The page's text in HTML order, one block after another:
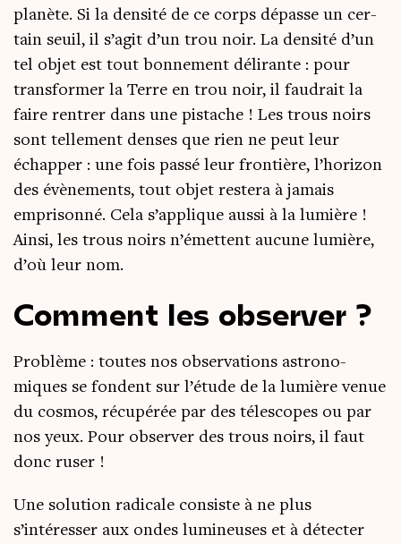
pla­nète. Si la den­si­té de ce corps dépasse un cer­
tain seuil, il s’agit d’un trou noir. La den­si­té d’un
tel objet est tout bon­ne­ment déli­rante : pour
trans­for­mer la Terre en trou noir, il fau­drait la
faire ren­trer dans une pis­tache ! Les trous noirs
sont tel­le­ment denses que rien ne peut leur
échap­per : une fois pas­sé leur fron­tière, l’horizon
des évè­ne­ments, tout objet res­te­ra à jamais
empri­son­né. Cela s’applique aus­si à la lumière !
Ain­si, les trous noirs n’émettent aucune lumière,
d’où leur nom.
Comment les observer ?
Pro­blème : toutes nos obser­va­tions astro­no­
miques se fondent sur l’étude de la lumière venue
du cos­mos, récu­pé­rée par des téles­copes ou par
nos yeux. Pour obser­ver des trous noirs, il faut
donc ruser !
Une solu­tion radi­cale consiste à ne plus
s’intéresser aux ondes lumi­neuses et à détec­ter